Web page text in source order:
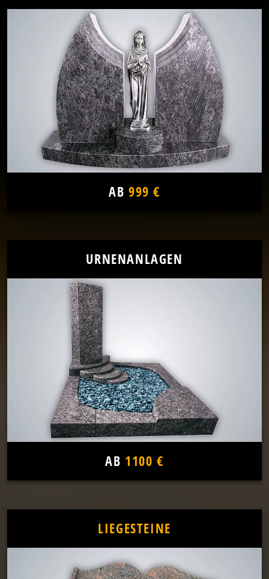
AB 999 €
URNENANLAGEN
AB 1100 €
LIEGESTEINE